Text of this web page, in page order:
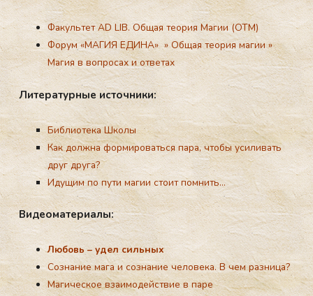
Факультет AD LIB. Общая теория Магии (ОТМ)
Форум«МАГИЯ ЕДИНА»»Общая теория магии»
Магия в вопросах и ответах
Ли­тера­тур­ные ис­точни­ки:
Библиотека Школы
Как должна формироваться пара, чтобы усиливать
друг друга?
Идущим по пути магии стоит помнить…
Ви­де­ома­тери­алы:
Любoвь – удел сильных
Сознание мага и сознание человека. В чем разница?
Магическое взаимoдействие в паре